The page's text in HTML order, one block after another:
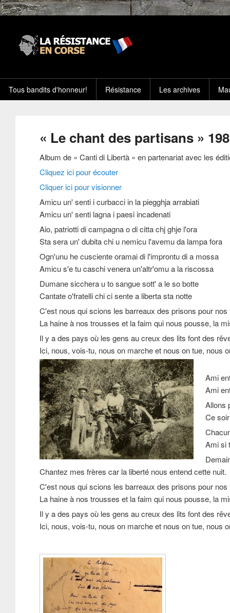
Tous bandits d'honneur! Résistance Les archives
« Le chant des partisans »
Album de « Canti di Libertà » en partenariat avec les
Cliquez ici pour écouter
Cliquer ici pour visionner
Amicu un' senti i curbacci in la piegghja arrabiati
Amicu un' senti lagna i paesi incadenati
Aio, patriotti di campagna o di citta chj ghje l'ora
Sta sera un' dubita chi u nemicu l'avemu da lampa fora
Ogn'unu he cusciente oramai di l'improntu di a mossa
Amicu s'e tu caschi venera un'altr'omu a la riscossa
Dumane sicchera u to sangue sott' a le so botte
Cantate o'fratelli chi ci sente a liberta sta notte
C'est nous qui scions les barreaux des prisons pour nos
La haine à nos trousses et la faim qui nous pousse, la
Il y a des pays où les gens au creux des lits font des
Ici, nous, vois-tu, nous on marche et nous on tue, nous
Ami
Ami
Allons
Ce
Ami si
Chantez mes frères car la liberté nous entend cette nuit.
C'est nous qui scions les barreaux des prisons pour nos
La haine à nos trousses et la faim qui nous pousse, la
Il y a des pays où les gens au creux des lits font des
Ici, nous, vois-tu, nous on marche et nous on tue, nous